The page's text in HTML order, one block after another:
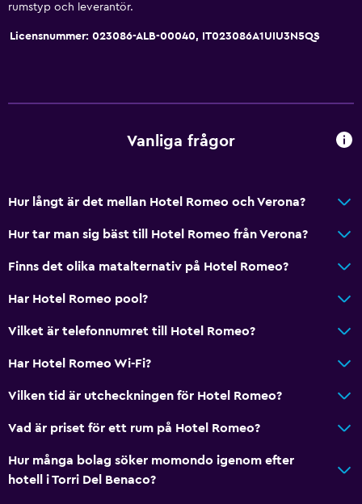
rumstyp och leverantör.
Licensnummer: 023086-ALB-00040, IT023086A1UIU3N5QS
Vanliga frågor
Hur långt är det mellan Hotel Romeo och Verona?
Hur tar man sig bäst till Hotel Romeo från Verona?
Finns det olika matalternativ på Hotel Romeo?
Har Hotel Romeo pool?
Vilket är telefonnumret till Hotel Romeo?
Har Hotel Romeo Wi-Fi?
Vilken tid är utcheckningen för Hotel Romeo?
Vad är priset för ett rum på Hotel Romeo?
Hur många bolag söker momondo igenom efter
hotell i Torri Del Benaco?